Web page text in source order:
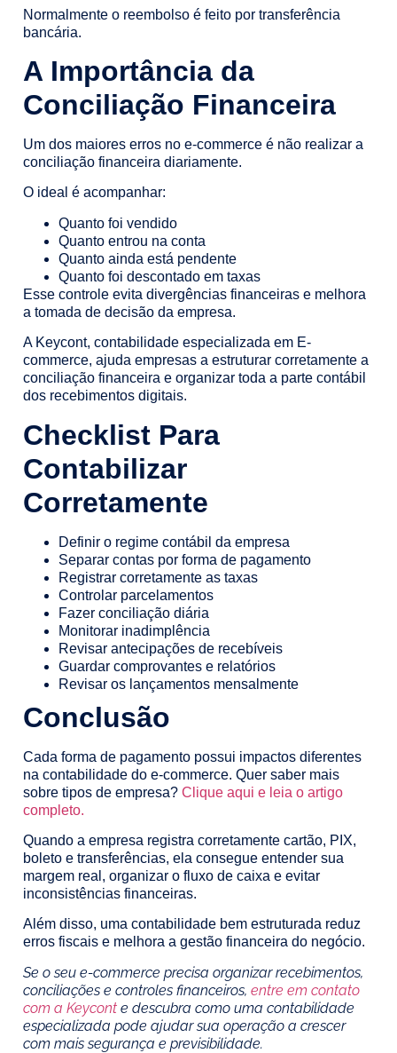
Normalmente o reembolso é feito por transferência
bancária.
A Importância da
Conciliação Financeira
Um dos maiores erros no e-commerce é não realizar a
conciliação financeira diariamente.
O ideal é acompanhar:
Quanto foi vendido
Quanto entrou na conta
Quanto ainda está pendente
Quanto foi descontado em taxas
Esse controle evita divergências financeiras e melhora
a tomada de decisão da empresa.
A Keycont, contabilidade especializada em E-
commerce, ajuda empresas a estruturar corretamente a
conciliação financeira e organizar toda a parte contábil
dos recebimentos digitais.
Checklist Para
Contabilizar
Corretamente
Definir o regime contábil da empresa
Separar contas por forma de pagamento
Registrar corretamente as taxas
Controlar parcelamentos
Fazer conciliação diária
Monitorar inadimplência
Revisar antecipações de recebíveis
Guardar comprovantes e relatórios
Revisar os lançamentos mensalmente
Conclusão
Cada forma de pagamento possui impactos diferentes
na contabilidade do e-commerce. Quer saber mais
sobre tipos de empresa? Clique aqui e leia o artigo
completo.
Quando a empresa registra corretamente cartão, PIX,
boleto e transferências, ela consegue entender sua
margem real, organizar o fluxo de caixa e evitar
inconsistências financeiras.
Além disso, uma contabilidade bem estruturada reduz
erros fiscais e melhora a gestão financeira do negócio.
Se o seu e-commerce precisa organizar recebimentos,
conciliações e controles financeiros, entre em contato
com a Keycont e descubra como uma contabilidade
especializada pode ajudar sua operação a crescer
com mais segurança e previsibilidade.